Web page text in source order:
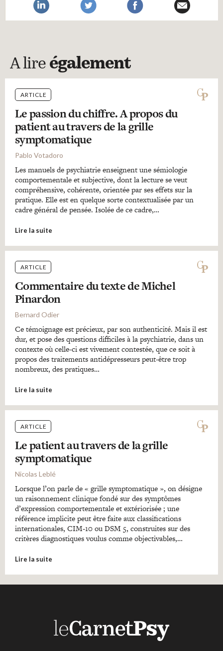
A lire également
ARTICLE
Le passion du chiffre. A propos du
patient au travers de la grille
symptomatique
Pablo Votadoro
Les manuels de psychiatrie enseignent une sémiologie
comportementale et subjective, dont la lecture se veut
compréhensive, cohérente, orientée par ses effets sur la
pratique. Elle est en quelque sorte contextualisée par un
cadre général de pensée. Isolée de ce cadre,…
Lire la suite
ARTICLE
Commentaire du texte de Michel
Pinardon
Bernard Odier
Ce témoignage est précieux, par son authenticité. Mais il est
dur, et pose des questions difficiles à la psychiatrie, dans un
contexte où celle-ci est vivement contestée, que ce soit à
propos des traitements antidépresseurs peut-être trop
nombreux, des pratiques…
Lire la suite
ARTICLE
Le patient au travers de la grille
symptomatique
Nicolas Leblé
Lorsque l’on parle de « grille symptomatique », on désigne
un raisonnement clinique fondé sur des symptômes
d’expression comportementale et extériorisée ; une
référence implicite peut être faite aux classifications
internationales, CIM-10 ou DSM 5, construites sur des
critères diagnostiques voulus comme objectivables,…
Lire la suite